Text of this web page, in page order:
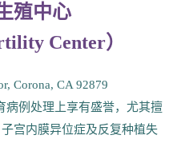
殖中心
Center）
Corona, CA 92879
病例处理上享有盛誉，尤其擅
宫内膜异位症及反复种植失